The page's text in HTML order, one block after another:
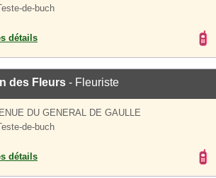
de-buch
détails
des Fleurs - Fleuriste
DU GENERAL DE GAULLE
de-buch
détails